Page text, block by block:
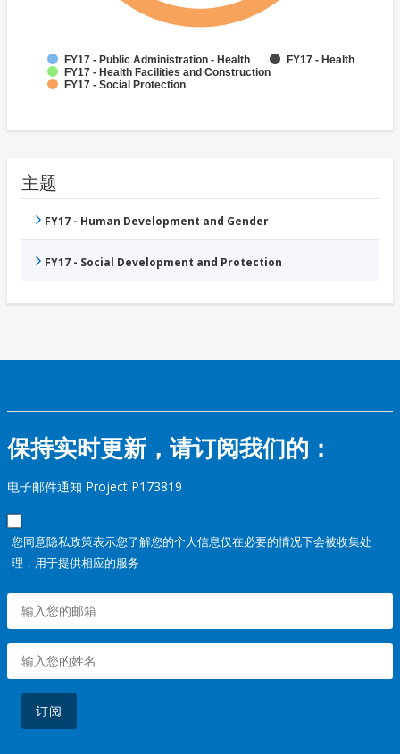
FY17 - Public Administration - Health
FY17 - Health
FY17 - Health Facilities and Construction
FY17 - Social Protection
主题
FY17 - Human Development and Gender
FY17 - Social Development and Protection
保持实时更新，请订阅我们的：
电子邮件通知 Project P173819
您同意隐私政策表示您了解您的个人信息仅在必要的情况下会被收集处
理，用于提供相应的服务
订阅